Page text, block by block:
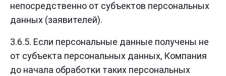
непосредственно от субъектов персональных
данных (заявителей).
3.6.5. Если персональные данные получены не
от субъекта персональных данных, Компания
до начала обработки таких персональных